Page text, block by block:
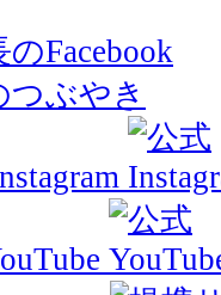
Facebook
ぶやき